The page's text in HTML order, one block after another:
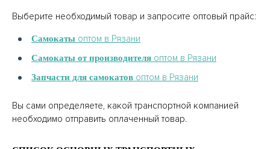
Выберите необходимый товар и запросите оптовый прайс:
Самокаты оптом в Рязани
Самокаты от производителя оптом в Рязани
Запчасти для самокатов оптом в Рязани
Вы сами определяете, какой транспортной компанией
необходимо отправить оплаченный товар.